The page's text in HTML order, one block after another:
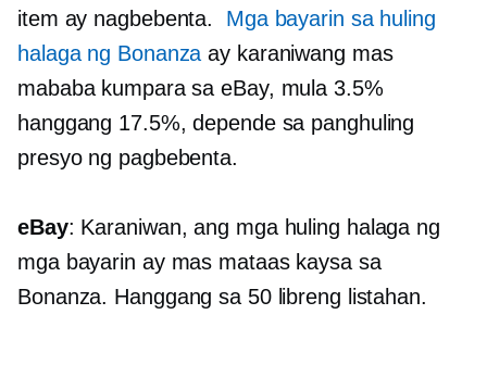
item ay nagbebenta. Mga bayarin sa huling
halaga ng Bonanza ay karaniwang mas
mababa kumpara sa eBay, mula 3.5%
hanggang 17.5%, depende sa panghuling
presyo ng pagbebenta.
eBay: Karaniwan, ang mga huling halaga ng
mga bayarin ay mas mataas kaysa sa
Bonanza. Hanggang sa 50 libreng listahan.